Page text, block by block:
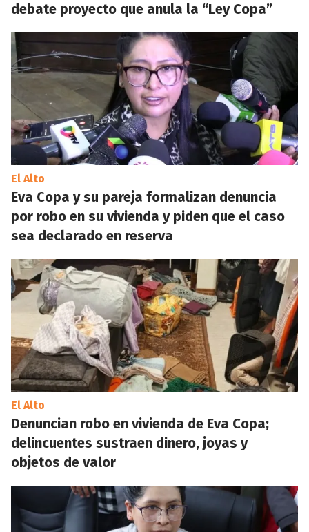
debate proyecto que anula la “Ley Copa”
El Alto
Eva Copa y su pareja formalizan denuncia
por robo en su vivienda y piden que el caso
sea declarado en reserva
El Alto
Denuncian robo en vivienda de Eva Copa;
delincuentes sustraen dinero, joyas y
objetos de valor